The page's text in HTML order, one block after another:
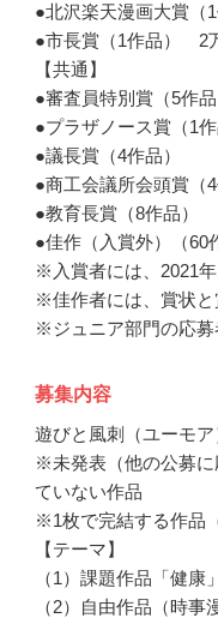
●北沢楽天漫画大賞
●市長賞（1作品） 2
【共通】
●審査員特別賞（5作
●プラザノース賞（1
●議長賞（4作品）
●商工会議所会頭賞（4
●教育長賞（8作品）
●佳作（入賞外）（60
※入賞者には、2021
※佳作者には、賞状と
※ジュニア部門の応
募集内容
遊びと風刺（ユーモ
※未発表（他の公募に
ていない作品
※1枚で完結する作品
【テーマ】
（1）課題作品「健康」
（2）自由作品（時事